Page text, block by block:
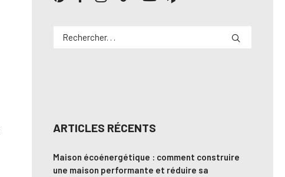
ARTICLES RÉCENTS
Maison écoénergétique : comment construire
une maison performante et réduire sa